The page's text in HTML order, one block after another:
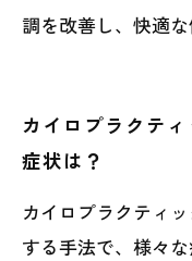
調を改善し、快適
カイロプラクテ
症状は？
カイロプラクティ
する手法で、様々